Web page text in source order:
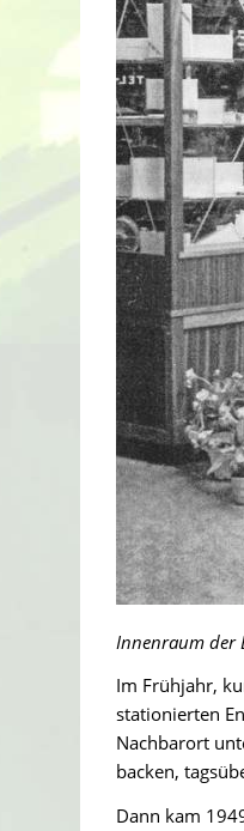
Innenraum der
Im Frühjahr,
stationierten
Nachbarort
backen,
Dann kam